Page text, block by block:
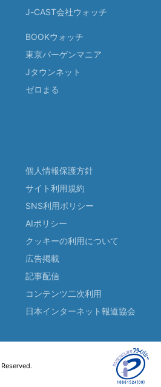
J-CAST会社ウォッチ
BOOKウォッチ
東京バーゲンマニア
Jタウンネット
ゼロまる
個人情報保護方針
サイト利用規約
SNS利用ポリシー
AIポリシー
クッキーの利用について
広告掲載
記事配信
コンテンツ二次利用
日本インターネット報道協会